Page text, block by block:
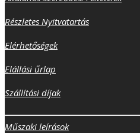
Részletes Nyitvatartás
Elérhetőségek
Elállási űrlap
Szállítási díjak
Műszaki leírások